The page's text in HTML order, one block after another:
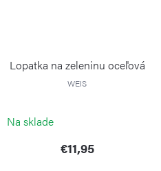
Lopatka na zeleninu oceľová
WEIS
Na sklade
€11,95